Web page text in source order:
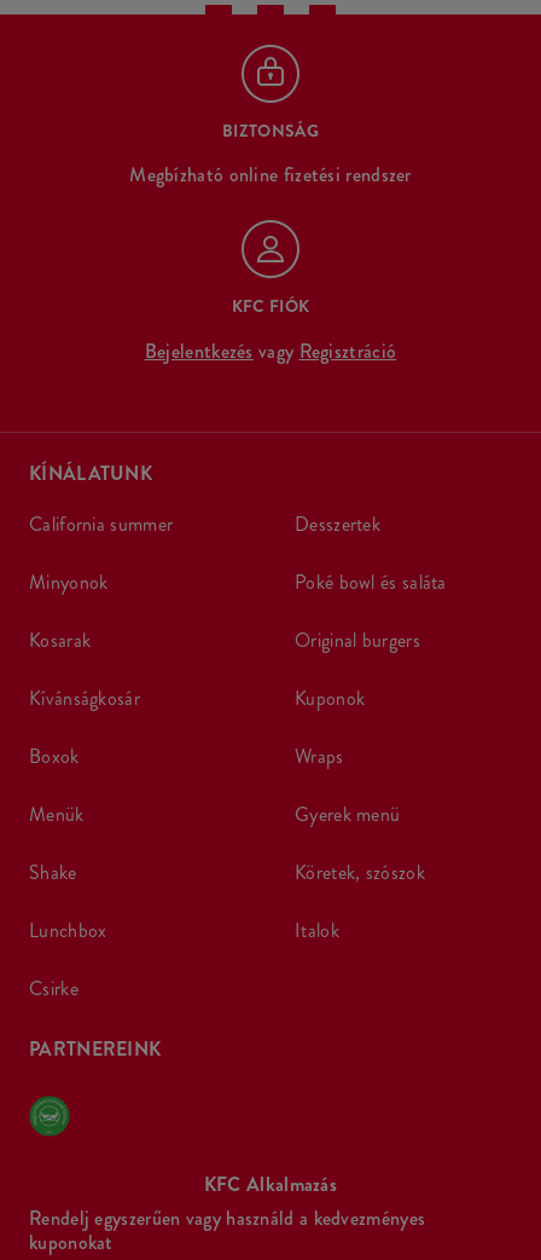
BIZTONSÁG
Megbízható online fizetési rendszer
KFC FIÓK
Bejelentkezés vagy Regisztráció
KÍNÁLATUNK
california summer
minyonok
kosarak
kívánságkosár
boxok
menük
shake
lunchbox
csirke
desszertek
poké bowl és saláta
original burgers
kuponok
wraps
gyerek menü
köretek, szószok
italok
PARTNEREINK
KFC Alkalmazás
Rendelj egyszerűen vagy használd a kedvezményes
kuponokat